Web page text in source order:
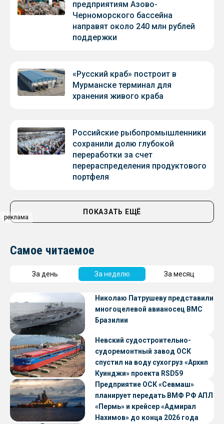
реклама
предприятиям Азово-
Черноморского бассейна
направят около 240 млн рублей
поддержки
«Русский краб» построит в
Мурманске терминал для
хранения живого краба
Российские рыбопромышленники
сохранили долю глубокой
переработки за счет
перераспределения продуктового
портфеля
ПОКАЗАТЬ ЕЩЁ
Самое читаемое
За день За неделю За месяц
Николаю Патрушеву представили
многоцелевой авианосец ВМС
Бразилии
Невский судостроительно-
судоремонтный завод ОСК
спустил на воду сухогруз «Архип
Куинджи» проекта RSD59
Предприятие ОСК «Севмаш»
планирует передать ВМФ РФ АПЛ
«Пермь» и крейсер «Адмирал
Нахимов» до конца 2026 года